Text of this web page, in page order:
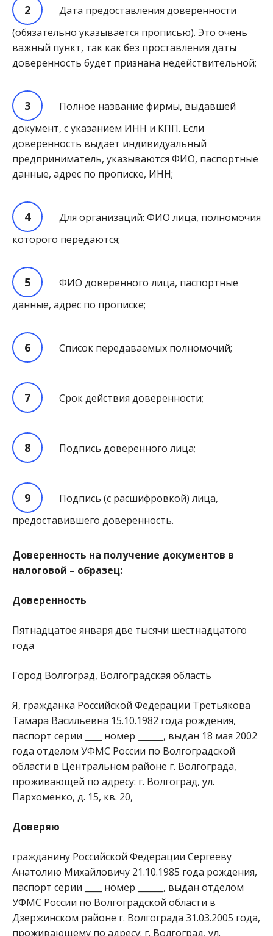
Дата предоставления доверенности
(обязательно указывается прописью). Это очень
важный пункт, так как без проставления даты
доверенность будет признана недействительной;
Полное название фирмы, выдавшей
документ, с указанием ИНН и КПП. Если
доверенность выдает индивидуальный
предприниматель, указываются ФИО, паспортные
данные, адрес по прописке, ИНН;
Для организаций: ФИО лица, полномочия
которого передаются;
ФИО доверенного лица, паспортные
данные, адрес по прописке;
Список передаваемых полномочий;
Срок действия доверенности;
Подпись доверенного лица;
Подпись (с расшифровкой) лица,
предоставившего доверенность.
Доверенность на получение документов в
налоговой – образец:
Доверенность
Пятнадцатое января две тысячи шестнадцатого
года
Город Волгоград, Волгоградская область
Я, гражданка Российской Федерации Третьякова
Тамара Васильевна 15.10.1982 года рождения,
паспорт серии ____ номер ______, выдан 18 мая 2002
года отделом УФМС России по Волгоградской
области в Центральном районе г. Волгограда,
проживающей по адресу: г. Волгоград, ул.
Пархоменко, д. 15, кв. 20,
Доверяю
гражданину Российской Федерации Сергееву
Анатолию Михайловичу 21.10.1985 года рождения,
паспорт серии ____ номер ______, выдан отделом
УФМС России по Волгоградской области в
Дзержинском районе г. Волгограда 31.03.2005 года,
проживающему по адресу: г. Волгоград, ул.